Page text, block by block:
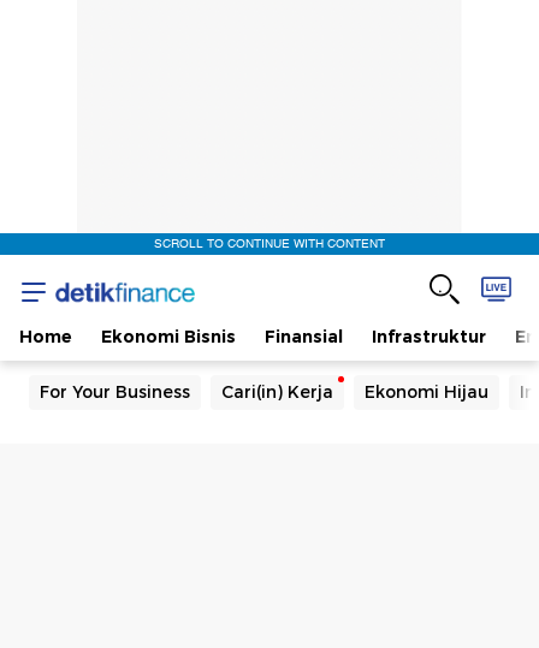
SCROLL TO CONTINUE WITH CONTENT
Home Ekonomi Bisnis Finansial Infrastruktur
For Your Business Cari(in) Kerja Ekonomi Hijau